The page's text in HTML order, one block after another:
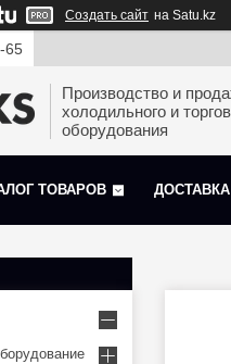
Создать сайт на Satu.kz
65
Производство и
холодильного и
оборудования
ТОВАРОВ